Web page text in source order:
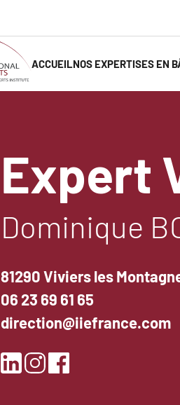
principale
ACCUEILNOS EXPERTISES EN
Expert
Dominique
81290 Viviers les
06 23 69 61 65
direction@iiefrance.com